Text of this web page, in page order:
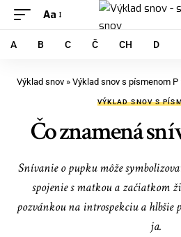
Aa
A B C Č CH D
Výklad snov » Výklad snov s písmenom P
VÝKLAD SNOV S
Čo znamená
Snívanie o pupku môže
spojenie s matkou a začiatkom
pozvánkou na introspekciu a hlbšie
ja.